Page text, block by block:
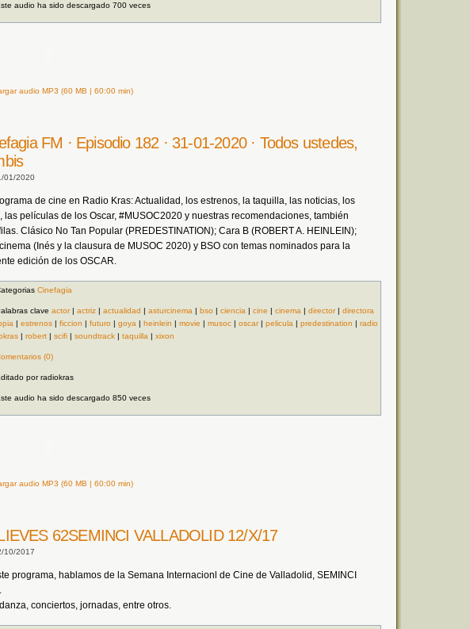
audio ha sido descargado 700 veces
audio MP3 (60 MB | 60:00 min)
FM · Episodio 182 · 31-01-2020 · Todos ustedes,
01/2020
de cine en Radio Kras: Actualidad, los estrenos, la taquilla, las noticias, los
las películas de los Oscar, #MUSOC2020 y nuestras recomendaciones, también
Clásico No Tan Popular (PREDESTINATION); Cara B (ROBERT A. HEINLEIN);
(Inés y la clausura de MUSOC 2020) y BSO con temas nominados para la
edición de los OSCAR.
Cinefagia
clave actor| actriz | actualidad | asturcinema | bso | ciencia | cine | cinema | director| directora
| estrenos | ficcion | futuro | goya | heinlein | movie | musoc | oscar| pelicula | predestination | radio
| robert | scifi | soundtrack | taquilla | xixon
(0)
por radiokras
audio ha sido descargado 850 veces
audio MP3 (60 MB | 60:00 min)
62SEMINCI VALLADOLID 12/X/17
10/2017
programa, hablamos de la Semana Internacionl de Cine de Valladolid, SEMINCI
conciertos, jornadas, entre otros.